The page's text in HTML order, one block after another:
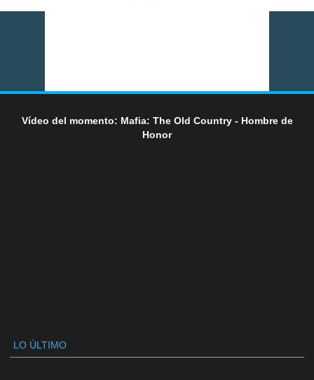
Vídeo del momento: Mafia: The Old Country - Hombre de
Honor
LO ÚLTIMO